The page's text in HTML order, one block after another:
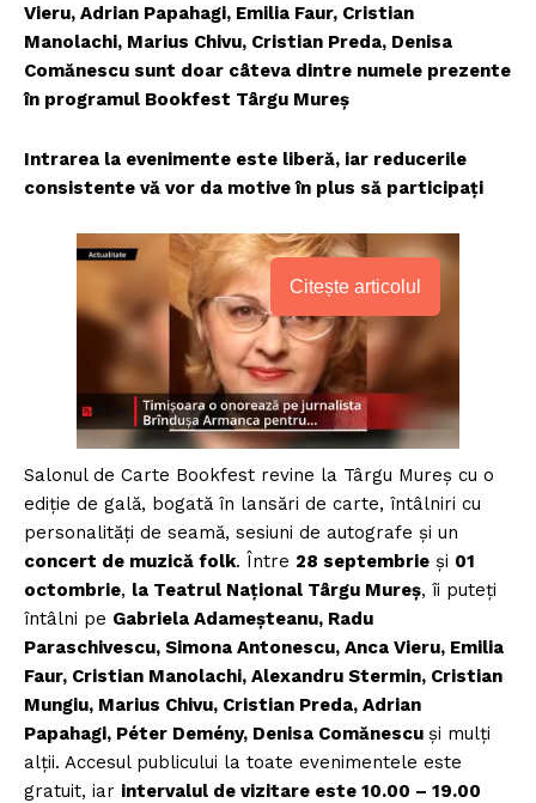
Vieru, Adrian Papahagi, Emilia Faur, Cristian
Manolachi, Marius Chivu, Cristian Preda, Denisa
Comănescu sunt doar câteva dintre numele prezente
în programul Bookfest Târgu Mureș
Intrarea la evenimente este liberă, iar reducerile
consistente vă vor da motive în plus să participaţi
Citește articolul
Salonul de Carte Bookfest revine la Târgu Mureș cu o
ediție de gală, bogată în lansări de carte, întâlniri cu
personalităţi de seamă, sesiuni de autografe și un
concert de muzică folk. Între 28 septembrie și 01
octombrie, la Teatrul Național Târgu Mureș, îi puteți
întâlni pe Gabriela Adameşteanu, Radu
Paraschivescu, Simona Antonescu, Anca Vieru, Emilia
Faur, Cristian Manolachi, Alexandru Stermin, Cristian
Mungiu, Marius Chivu, Cristian Preda, Adrian
Papahagi, Péter Demény, Denisa Comănescu și mulți
alții. Accesul publicului la toate evenimentele este
gratuit, iar intervalul de vizitare este 10.00 – 19.00